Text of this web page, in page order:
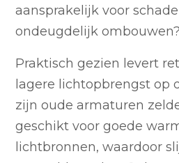
aansprakelijk voor
ondeugdelijk
Praktisch gezien levert
lagere lichtopbrengst op
zijn oude armaturen
geschikt voor goede
lichtbronnen, waardoor